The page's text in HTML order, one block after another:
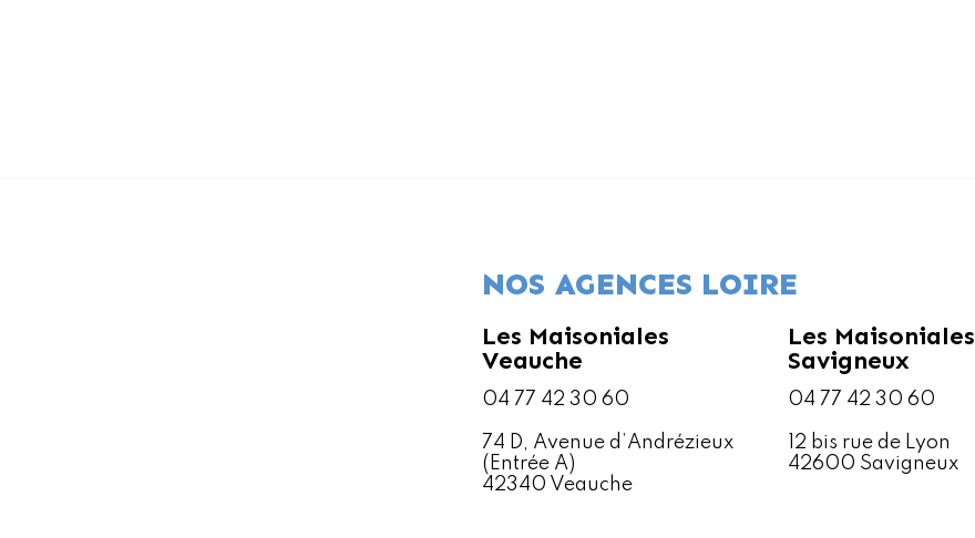
NOS AGENCES LOIRE
Les Maisoniales
Veauche
04 77 42 30 60
74 D, Avenue d’Andrézieux
(Entrée A)
42340 Veauche
Les Maisoniales
Savigneux
04 77 42 30 60
12 bis rue de Lyon
42600 Savigneux